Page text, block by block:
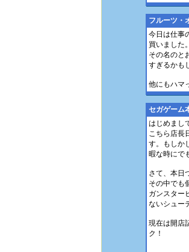
フルーツ・
今日は仕事
買いました。
その名のと
すぎるかも
他にもハマ
セガゲーム
はじめまし
こちら店長
す。もしか
暇な時にで
さて、本日
その中でも
ガンスター
ないシュー
現在は開店
ク！